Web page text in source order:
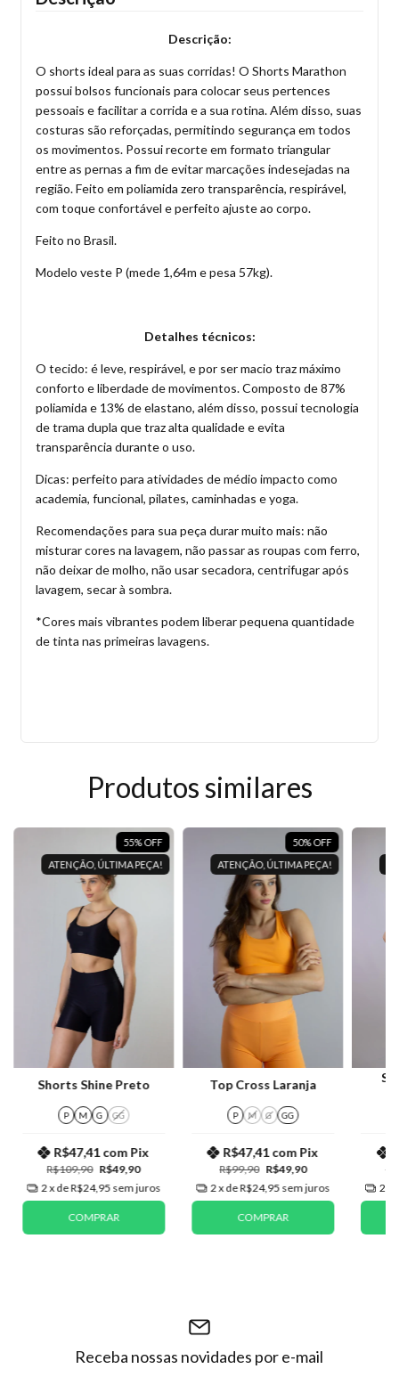
Descrição:
O shorts ideal para as suas corridas! O Shorts Marathon
possui bolsos funcionais para colocar seus pertences
pessoais e facilitar a corrida e a sua rotina. Além disso, suas
costuras são reforçadas, permitindo segurança em todos
os movimentos. Possui recorte em formato triangular
entre as pernas a fim de evitar marcações indesejadas na
região. Feito em poliamida zero transparência, respirável,
com toque confortável e perfeito ajuste ao corpo.
Feito no Brasil.
Modelo veste P (mede 1,64m e pesa 57kg).
Detalhes técnicos:
O tecido: é leve, respirável, e por ser macio traz máximo
conforto e liberdade de movimentos. Composto de 87%
poliamida e 13% de elastano, além disso, possui tecnologia
de trama dupla que traz alta qualidade e evita
transparência durante o uso.
Dicas: perfeito para atividades de médio impacto como
academia, funcional, pilates, caminhadas e yoga.
Recomendações para sua peça durar muito mais: não
misturar cores na lavagem, não passar as roupas com ferro,
não deixar de molho, não usar secadora, centrifugar após
lavagem, secar à sombra.
*Cores mais vibrantes podem liberar pequena quantidade
de tinta nas primeiras lavagens.
Produtos similares
55%OFF
ATENÇÃO, ÚLTIMA PEÇA!
Shorts Shine Preto
P M G GG
R$109,90 R$49,90
R$47,41com Pix
2x deR$24,95 sem juros
COMPRAR
50%OFF
ATENÇÃO, ÚLTIMA PEÇA!
Top Cross Laranja
P M G GG
R$99,90 R$49,90
R$47,41com Pix
2x deR$24,95 sem juros
COMPRAR
2
Receba nossas novidades por e-mail